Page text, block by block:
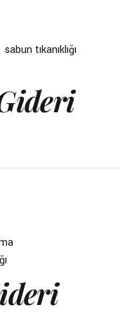
sabun tıkanıklığı